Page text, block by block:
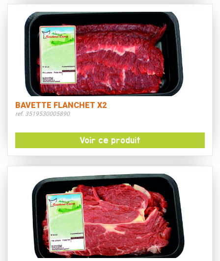
BAVETTE FLANCHET X2
ref. 3519530005890
Voir ce produit